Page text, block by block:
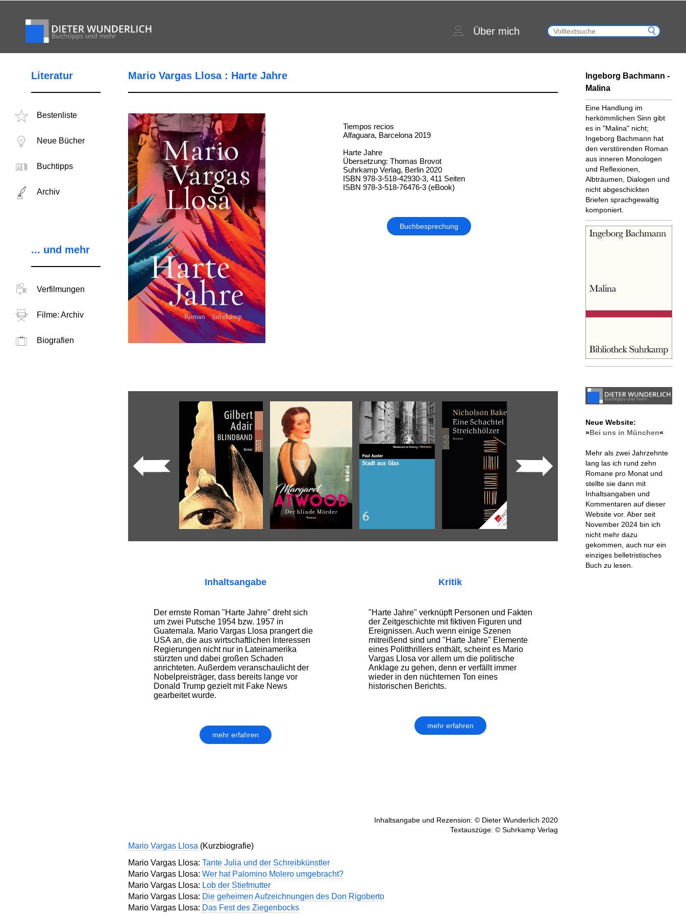
Über mich
Literatur
Bestenliste
Neue Bücher
Buchtipps
Archiv
... und mehr
Verfilmungen
Filme: Archiv
Biografien
Mario Vargas Llosa : Harte Jahre
Tiempos recios
Alfaguara, Barcelona 2019
Harte Jahre
Übersetzung: Thomas Brovot
Suhrkamp Verlag, Berlin 2020
ISBN 978-3-518-42930-3, 411 Seiten
ISBN 978-3-518-76476-3 (eBook)
Buchbesprechung
Inhaltsangabe
Der ernste Roman "Harte Jahre" dreht sich
um zwei Putsche 1954 bzw. 1957 in
Guatemala. Mario Vargas Llosa prangert die
USA an, die aus wirtschaftlichen Interessen
Regierungen nicht nur in Lateinamerika
stürzten und dabei großen Schaden
anrichteten. Außerdem veranschaulicht der
Nobelpreisträger, dass bereits lange vor
Donald Trump gezielt mit Fake News
gearbeitet wurde.
mehr erfahren
Kritik
"Harte Jahre" verknüpft Personen und Fakten
der Zeitgeschichte mit fiktiven Figuren und
Ereignissen. Auch wenn einige Szenen
mitreißend sind und "Harte Jahre" Elemente
eines Politthrillers enthält, scheint es Mario
Vargas Llosa vor allem um die politische
Anklage zu gehen, denn er verfällt immer
wieder in den nüchternen Ton eines
historischen Berichts.
mehr erfahren
Inhaltsangabe und Rezension: © Dieter Wunderlich 2020
Textauszüge: © Suhrkamp Verlag
Mario Vargas Llosa (Kurzbiografie)
Mario Vargas Llosa: Tante Julia und der Schreibkünstler
Mario Vargas Llosa: Wer hat Palomino Molero umgebracht?
Mario Vargas Llosa: Lob der Stiefmutter
Mario Vargas Llosa: Die geheimen Aufzeichnungen des Don Rigoberto
Mario Vargas Llosa: Das Fest des Ziegenbocks
Ingeborg Bachmann -
Malina
Eine Handlung im
herkömmlichen Sinn gibt
es in "Malina" nicht;
Ingeborg Bachmann hat
den verstörenden Roman
aus inneren Monologen
und Reflexionen,
Albträumen, Dialogen und
nicht abgeschickten
Briefen sprachgewaltig
komponiert.
Neue Website:
»Bei uns in München«
Mehr als zwei Jahrzehnte
lang las ich rund zehn
Romane pro Monat und
stellte sie dann mit
Inhaltsangaben und
Kommentaren auf dieser
Website vor. Aber seit
November 2024 bin ich
nicht mehr dazu
gekommen, auch nur ein
einziges belletristisches
Buch zu lesen.